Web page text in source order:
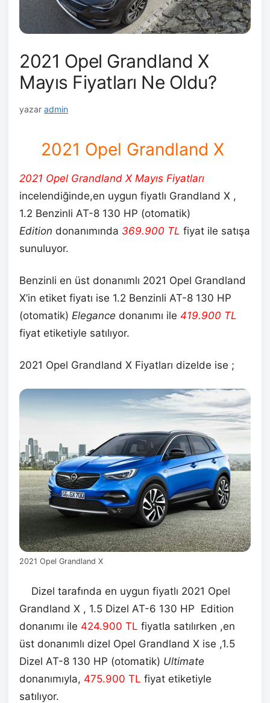
2021 Opel Grandland X
Mayıs Fiyatları Ne Oldu?
yazar admin
2021 Opel Grandland X
2021 Opel Grandland X Mayıs Fiyatları
incelendiğinde,en uygun fiyatlı Grandland X ,
1.2 Benzinli AT-8 130 HP (otomatik)
Edition donanımında 369.900 TL fiyat ile satışa
sunuluyor.
Benzinli en üst donanımlı 2021 Opel Grandland
X’in etiket fiyatı ise 1.2 Benzinli AT-8 130 HP
(otomatik) Elegance donanımı ile 419.900 TL
fiyat etiketiyle satılıyor.
2021 Opel Grandland X Fiyatları dizelde ise ;
2021 Opel Grandland X
Dizel tarafında en uygun fiyatlı 2021 Opel
Grandland X , 1.5 Dizel AT-6 130 HP Edition
donanımı ile 424.900 TL fiyatla satılırken ,en
üst donanımlı dizel Opel Grandland X ise ,1.5
Dizel AT-8 130 HP (otomatik) Ultimate
donanımıyla, 475.900 TL fiyat etiketiyle
satılıyor.